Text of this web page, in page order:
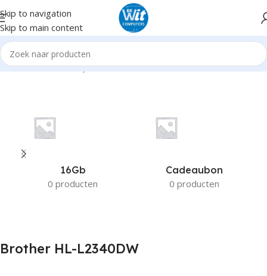
Skip to navigation
Skip to main content
Home Product Compatible Printers Brother HL-L2340DW
16Gb
0 producten
Cadeaubon
0 producten
Brother HL-L2340DW